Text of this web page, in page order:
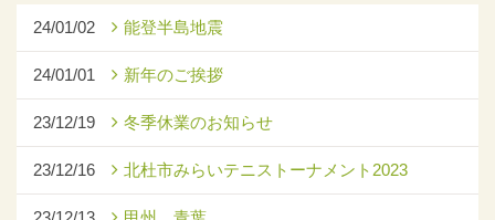
24/01/02 能登半島地震
24/01/01 新年のご挨拶
23/12/19 冬季休業のお知らせ
23/12/16 北杜市みらいテニストーナメント2023